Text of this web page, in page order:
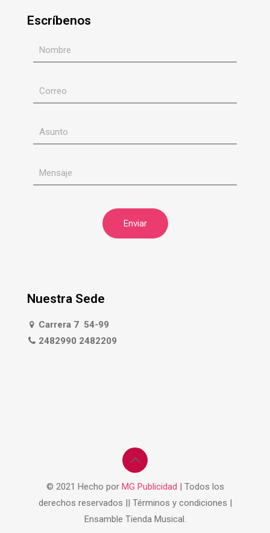
Escríbenos
Nuestra Sede
Carrera 7 54-99
2482990 2482209
© 2021 Hecho por MG Publicidad | Todos los
derechos reservados || Términos y condiciones |
Ensamble Tienda Musical.